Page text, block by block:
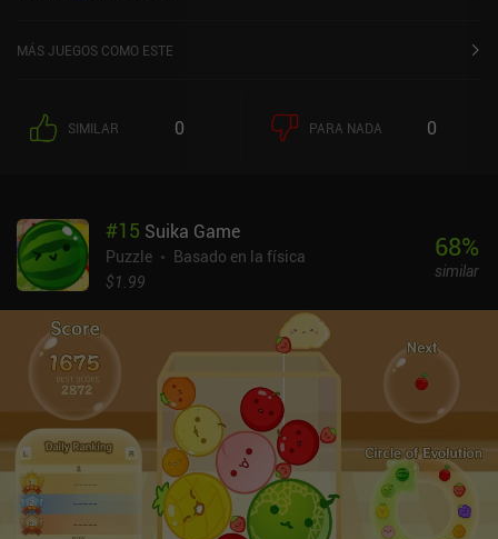
MÁS JUEGOS COMO ESTE
SIMILAR 0 PARA NADA 0
#15 Suika Game
Puzzle
Basado en la física
$1.99
68%
similar